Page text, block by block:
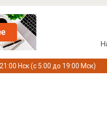
Нск (с 5:00 до 19:00 Мск)